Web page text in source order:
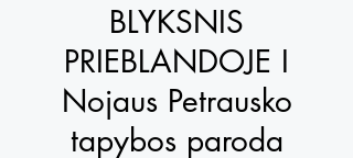
BLYKSNIS
PRIEBLANDOJE I
Nojaus Petrausko
tapybos paroda